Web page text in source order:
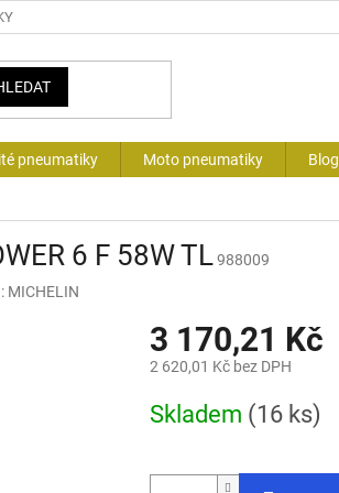
pneumatiky Moto pneumatiky Blog
6 F 58W TL988009
MICHELIN
3 170,21 Kč
2 620,01 Kč bez DPH
cena:
Skladem (16 ks)